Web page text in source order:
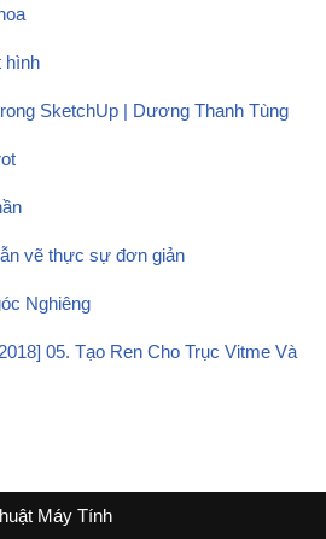
hình
SketchUp | Dương Thanh Tùng
vẽ thực sự đơn giản
Nghiêng
05. Tạo Ren Cho Trục Vitme Và
Máy Tính